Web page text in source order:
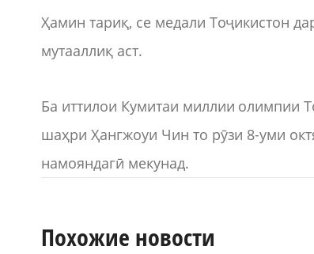
Ҳамин тариқ, се медали Тоҷикистон
мутааллиқ аст.
Ба иттилои Кумитаи миллии олимпии
шаҳри Ҳангжоуи Чин то рӯзи 8-уми
намояндагӣ мекунад.
Похожие новости